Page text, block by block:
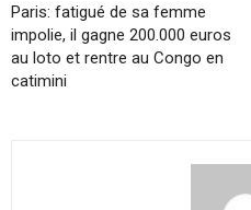
Paris: fatigué de sa femme
impolie, il gagne 200.000 euros
au loto et rentre au Congo en
catimini